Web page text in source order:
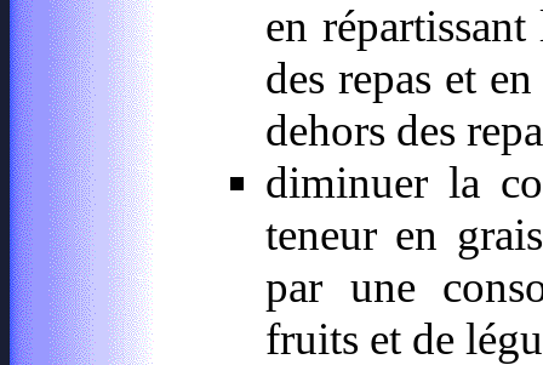
en
des repas et
dehors des
diminuer la
teneur en
par une
fruits et de